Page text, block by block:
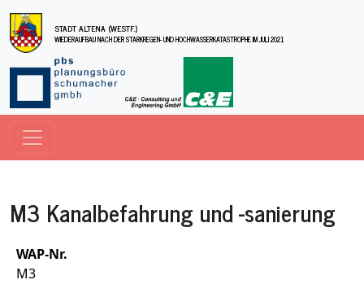
Direkt zum Inhalt
STADT ALTENA (WESTF.)
WIEDERAUFBAU NACH DER STARKREGEN- UND HOCHWASSERKATASTROPHE IM JULI 2021
M3 Kanalbefahrung und -sanierung
WAP-Nr.
M3